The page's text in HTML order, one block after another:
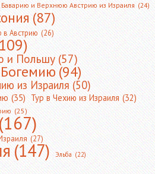
и Верхнюю Австрию из Израиля (24)
(87)
в Австрию (26)
и Польшу (57)
(94)
из Израиля (50)
(35) Тур в Чехию из Израиля (32)
(25)
(27)
(147) Эльба (22)